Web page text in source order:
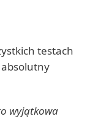
testach
wyjątkowa